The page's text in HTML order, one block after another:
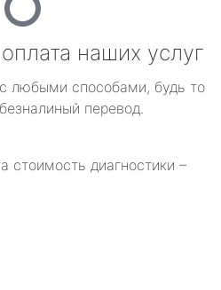
наших услуг
любыми способами, будь то
перевод.
стоимость диагностики –